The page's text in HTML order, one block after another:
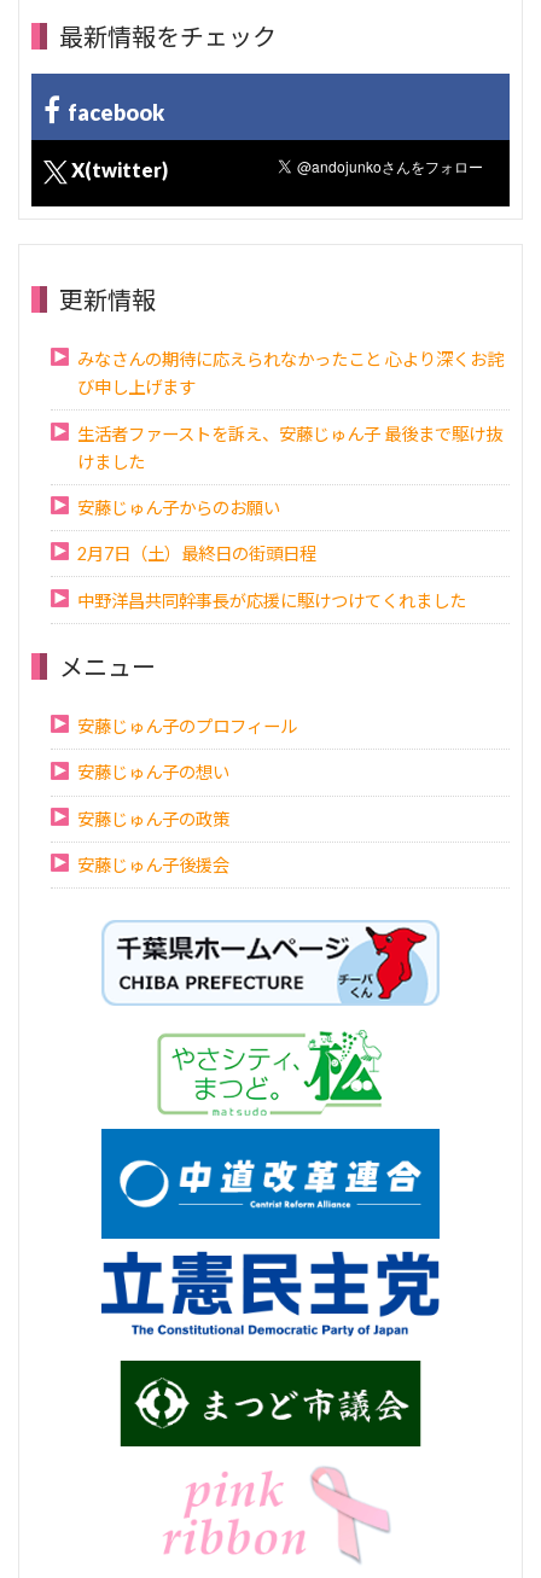
最新情報をチェック
facebook
X(twitter)
更新情報
みなさんの期待に応えられなかったこと 心より深くお詫
び申し上げます
生活者ファーストを訴え、安藤じゅん子 最後まで駆け抜
けました
安藤じゅん子からのお願い
2月7日（土）最終日の街頭日程
中野洋昌共同幹事長が応援に駆けつけてくれました
メニュー
安藤じゅん子のプロフィール
安藤じゅん子の想い
安藤じゅん子の政策
安藤じゅん子後援会